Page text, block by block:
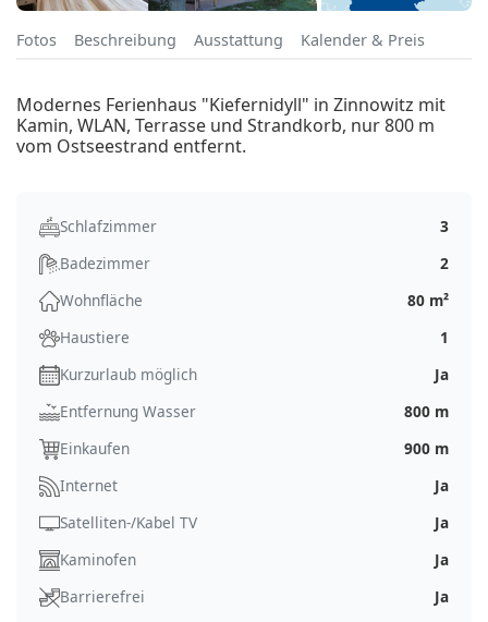
Fotos Beschreibung Ausstattung Kalender & Preis
Modernes Ferienhaus "Kiefernidyll" in Zinnowitz mit
Kamin, WLAN, Terrasse und Strandkorb, nur 800 m
vom Ostseestrand entfernt.
Schlafzimmer
3
Badezimmer
2
Wohnfläche
80 m²
Haustiere
1
Kurzurlaub möglich
Ja
Entfernung Wasser
800 m
Einkaufen
900 m
Internet
Ja
Satelliten-/Kabel TV
Ja
Kaminofen
Ja
Barrierefrei
Ja